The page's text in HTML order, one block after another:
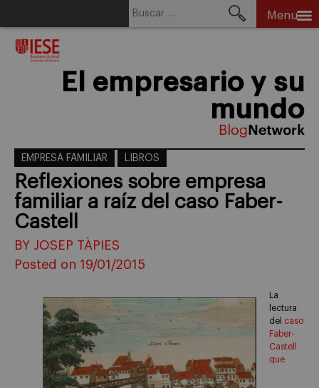
Menu
El empresario y su
mundo
EMPRESA FAMILIAR LIBROS
Reflexiones sobre empresa
familiar a raíz del caso Faber-
Castell
BY JOSEP TÀPIES
Posted on 19/01/2015
La
lectura
del caso
Faber-
Castell
que